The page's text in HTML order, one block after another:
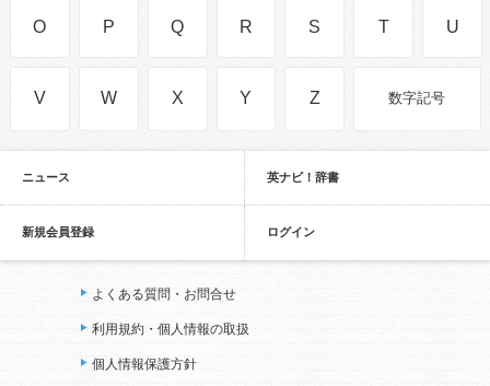
O P Q R S T U
V W X Y Z 数字記号
ニュース 英ナビ！辞書
新規会員登録 ログイン
よくある質問・お問合せ
利用規約・個人情報の取扱
個人情報保護方針